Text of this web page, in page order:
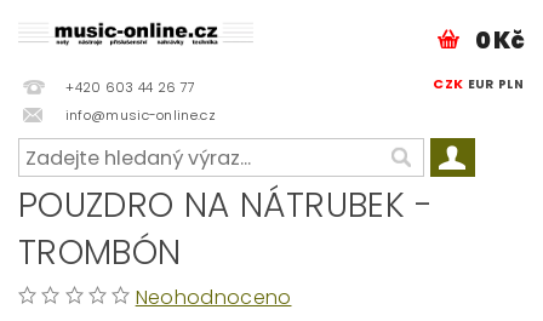
+420 603 44 26 77
info@music-online.cz
CZK EUR PLN
0 Kč
POUZDRO NA NÁTRUBEK -
TROMBÓN
Neohodnoceno